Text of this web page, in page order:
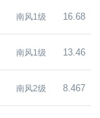
南风1级 16.68
南风1级 13.46
南风2级 8.467